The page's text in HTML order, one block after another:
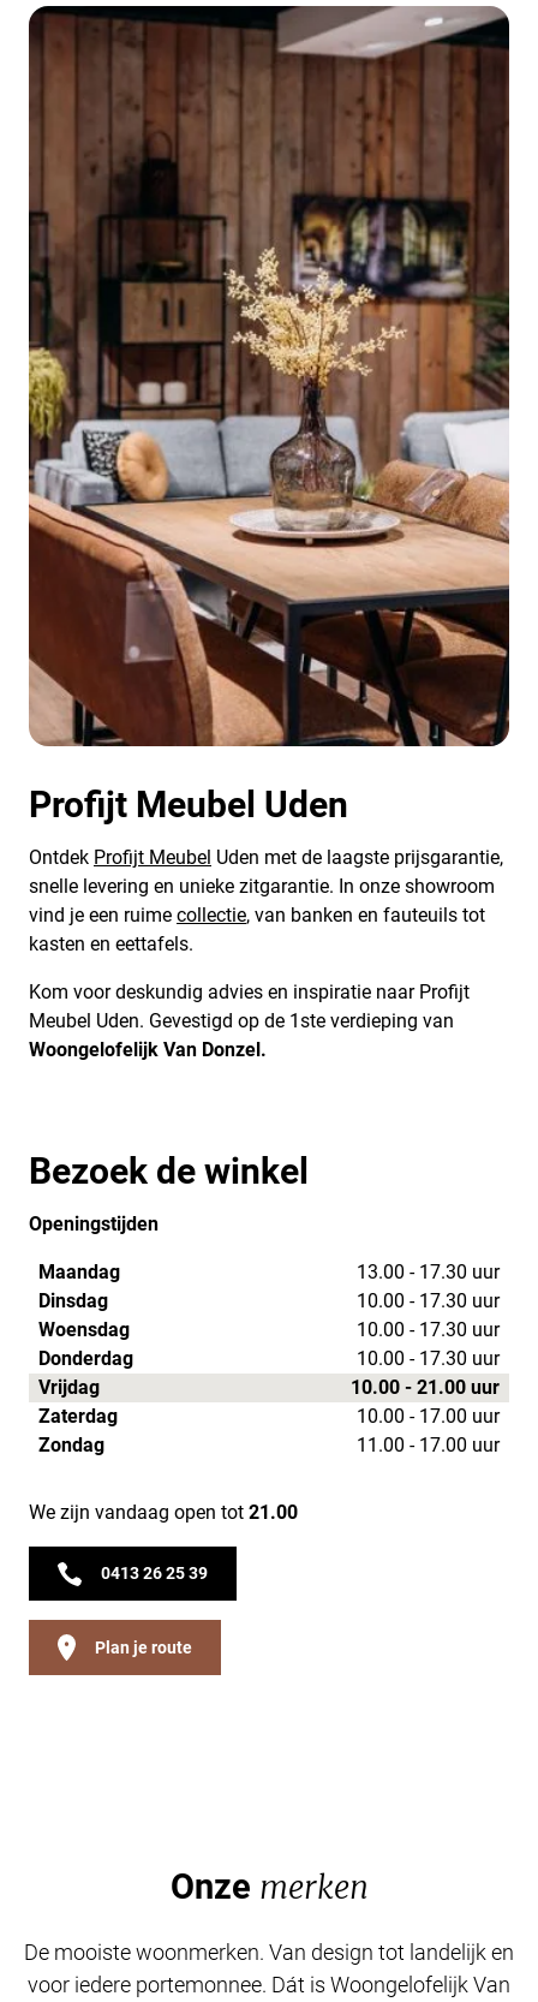
Profijt Meubel Uden
Ontdek Profijt Meubel Uden met de laagste prijsgarantie,
snelle levering en unieke zitgarantie. In onze showroom
vind je een ruime collectie, van banken en fauteuils tot
kasten en eettafels.
Kom voor deskundig advies en inspiratie naar Profijt
Meubel Uden. Gevestigd op de 1ste verdieping van
Woongelofelijk Van Donzel.
Bezoek de winkel
Openingstijden
Maandag
13.00 - 17.30 uur
Dinsdag
10.00 - 17.30 uur
Woensdag
10.00 - 17.30 uur
Donderdag
10.00 - 17.30 uur
Vrijdag
10.00 - 21.00 uur
Zaterdag
10.00 - 17.00 uur
Zondag
11.00 - 17.00 uur
We zijn vandaag open tot 21.00
0413 26 25 39
Plan je route
Onze merken
De mooiste woonmerken. Van design tot landelijk en
voor iedere portemonnee. Dát is Woongelofelijk Van